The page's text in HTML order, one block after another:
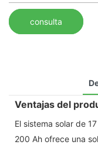
consulta
Ventajas del
El sistema solar de
200 Ah ofrece una